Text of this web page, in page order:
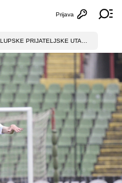
Otvori
Prijava